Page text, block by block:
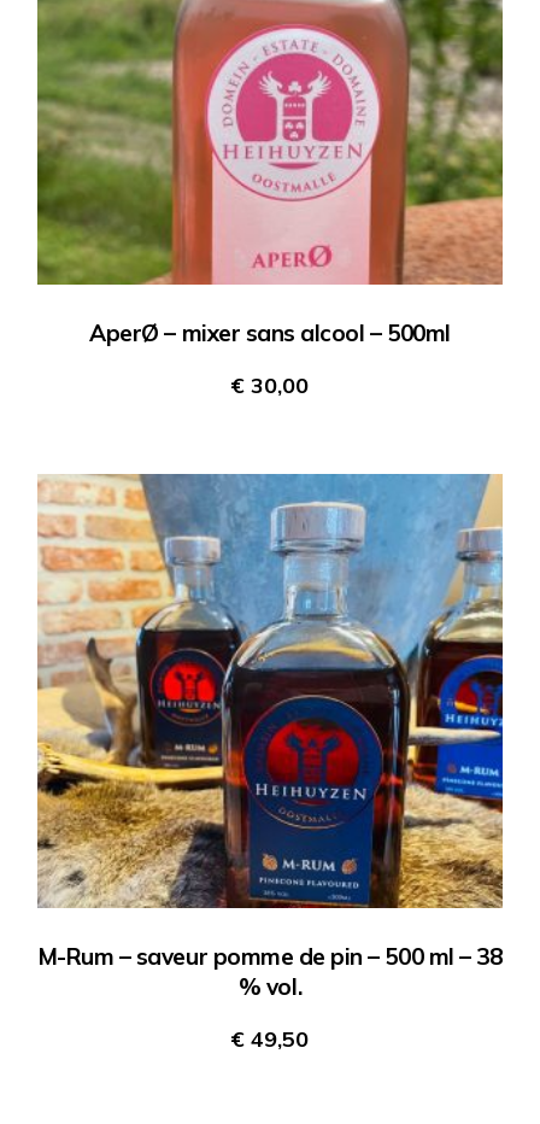
AperØ – mixer sans alcool – 500ml
€ 30,00
M-Rum – saveur pomme de pin – 500 ml – 38
% vol.
€ 49,50